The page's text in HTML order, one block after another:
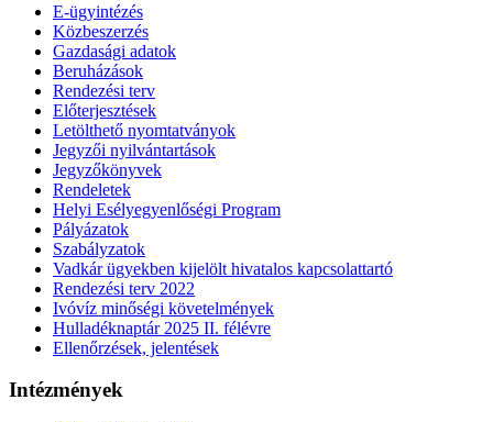
E-ügyintézés
Közbeszerzés
Gazdasági adatok
Beruházások
Rendezési terv
Előterjesztések
Letölthető nyomtatványok
Jegyzői nyilvántartások
Jegyzőkönyvek
Rendeletek
Helyi Esélyegyenlőségi Program
Pályázatok
Szabályzatok
Vadkár ügyekben kijelölt hivatalos kapcsolattartó
Rendezési terv 2022
Ivóvíz minőségi követelmények
Hulladéknaptár 2025 II. félévre
Ellenőrzések, jelentések
Intézmények